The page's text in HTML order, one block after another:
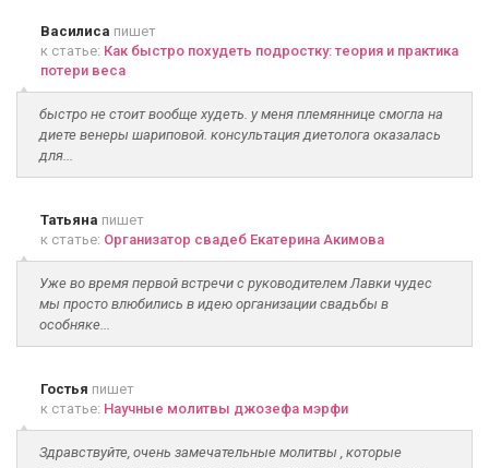
Василиса пишет
к статье: Как быстро похудеть подростку: теория и практика
потери веса
быстро не стоит вообще худеть. у меня племяннице смогла на
диете венеры шариповой. консультация диетолога оказалась
для...
Татьяна пишет
к статье: Организатор свадеб Екатерина Акимова
Уже во время первой встречи с руководителем Лавки чудес
мы просто влюбились в идею организации свадьбы в
особняке...
Гостья пишет
к статье: Научные молитвы джозефа мэрфи
Здравствуйте, очень замечательные молитвы , которые